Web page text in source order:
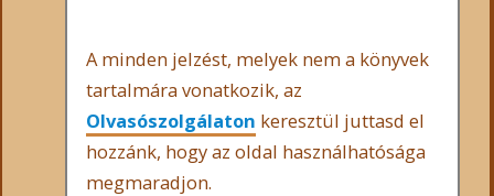
A minden jelzést, melyek nem a könyvek
tartalmára vonatkozik, az
Olvasószolgálaton keresztül juttasd el
hozzánk, hogy az oldal használhatósága
megmaradjon.